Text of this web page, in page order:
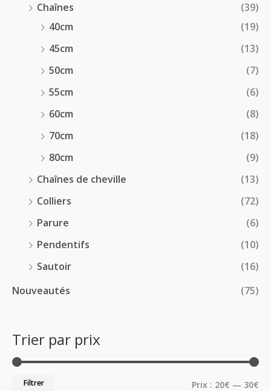
Chaînes
(39)
40cm
(19)
45cm
(13)
50cm
(7)
55cm
(6)
60cm
(8)
70cm
(18)
80cm
(9)
Chaînes de cheville
(13)
Colliers
(72)
Parure
(6)
Pendentifs
(10)
Sautoir
(16)
Nouveautés
(75)
Trier par prix
Filtrer Prix : 20€ — 30€